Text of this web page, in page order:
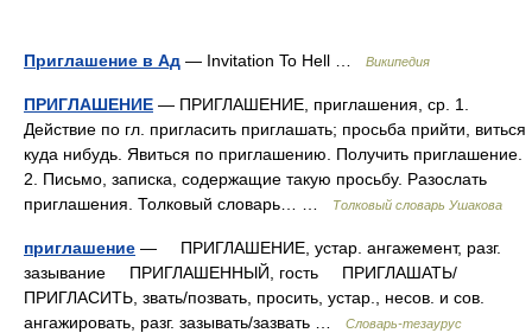
Приглашение в Ад — Invitation To Hell … Википедия
ПРИГЛАШЕНИЕ — ПРИГЛАШЕНИЕ, приглашения, ср. 1.
Действие по гл. пригласить приглашать; просьба прийти, виться
куда нибудь. Явиться по приглашению. Получить приглашение.
2. Письмо, записка, содержащие такую просьбу. Разослать
приглашения. Толковый словарь… …
Толковый словарь Ушакова
приглашение — ПРИГЛАШЕНИЕ, устар. ангажемент, разг.
зазывание ПРИГЛАШЕННЫЙ, гость ПРИГЛАШАТЬ/
ПРИГЛАСИТЬ, звать/позвать, просить, устар., несов. и сов.
ангажировать, разг. зазывать/зазвать …
Словарь-тезаурус